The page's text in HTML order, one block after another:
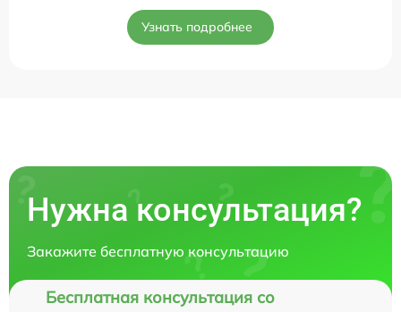
Узнать подробнее
Нужна консультация?
Закажите бесплатную консультацию
Бесплатная консультация со